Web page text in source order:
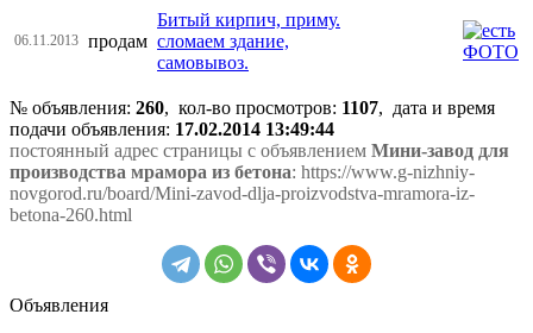
06.11.2013 продам
Битый кирпич, приму.
сломаем здание,
самовывоз.
№ объявления: 260, кол-во просмотров: 1107, дата и время
подачи объявления: 17.02.2014 13:49:44
постоянный адрес страницы с объявлением Мини-завод для
производства мрамора из бетона: https://www.g-nizhniy-
novgorod.ru/board/Mini-zavod-dlja-proizvodstva-mramora-iz-
betona-260.html
Объявления